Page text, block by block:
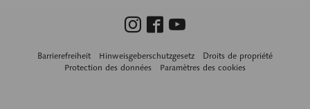
Barrierefreiheit Hinweisgeberschutzgesetz
Droits de propriété
Protection des données
Paramètres des cookies